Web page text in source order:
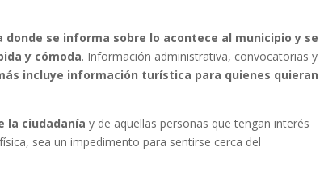
se informa sobre lo acontece al municipio y se
y cómoda. Información administrativa, convocatorias y
incluye información turística para quienes quieran
la ciudadanía y de aquellas personas que tengan interés
sea un impedimento para sentirse cerca del